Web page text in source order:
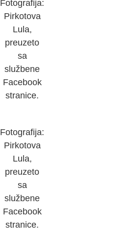
Fotografija:
Pirkotova
Lula,
preuzeto
sa
službene
Facebook
stranice.
Fotografija:
Pirkotova
Lula,
preuzeto
sa
službene
Facebook
stranice.